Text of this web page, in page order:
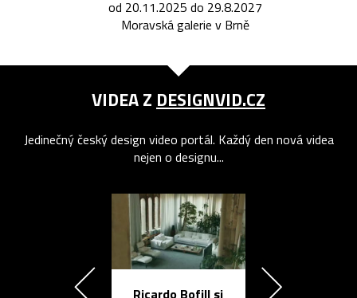
od 20.11.2025 do 29.8.2027
Moravská galerie v Brně
VIDEA Z DESIGNVID.CZ
Jedinečný český design video portál. Každý den nová videa
nejen o designu...
Ricardo Bofill si